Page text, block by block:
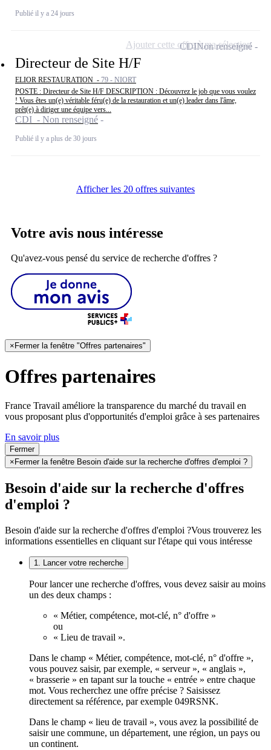
Publié il y a 24 jours
Directeur de Site H/F
ELIOR RESTAURATION - 79 - NIORT
POSTE : Directeur de Site H/F DESCRIPTION : Découvrez le job que vous voulez
! Vous êtes un(e) véritable féru(e) de la restauration et un(e) leader dans l'âme,
prêt(e) à diriger une équipe vers...
CDI - Non renseigné
Publié il y a plus de 30 jours
CDINon renseigné
Ajouter cette offre à ma sélection
Afficher les 20 offres suivantes
Votre avis nous intéresse
Qu'avez-vous pensé du service de recherche d'offres ?
× Fermer la fenêtre "Offres partenaires"
Offres partenaires
France Travail améliore la transparence du marché du travail en
vous proposant plus d'opportunités d'emploi grâce à ses partenaires
En savoir plus
Fermer
× Fermer la fenêtre Besoin d'aide sur la recherche d'offres d'emploi ?
Besoin d'aide sur la recherche d'offres
d'emploi ?
Besoin d'aide sur la recherche d'offres d'emploi ?Vous trouverez les
informations essentielles en cliquant sur l'étape qui vous intéresse
1. Lancer votre recherche
Pour lancer une recherche d'offres, vous devez saisir au moins
un des deux champs :
« Métier, compétence, mot-clé, n° d'offre »
ou
« Lieu de travail ».
Dans le champ « Métier, compétence, mot-clé, n° d'offre »,
vous pouvez saisir, par exemple, « serveur », « anglais »,
« brasserie » en tapant sur la touche « entrée » entre chaque
mot. Vous recherchez une offre précise ? Saisissez
directement sa référence, par exemple 049RSNK.
Dans le champ « lieu de travail », vous avez la possibilité de
saisir une commune, un département, une région, un pays ou
un continent.